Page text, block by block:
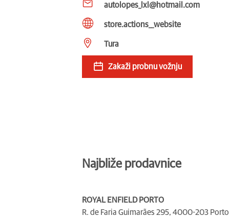
autolopes_lxl@hotmail.com
store.actions__website
Tura
Zakaži probnu vožnju
Najbliže prodavnice
ROYAL ENFIELD PORTO
R. de Faria Guimarães 295, 4000-203 Porto